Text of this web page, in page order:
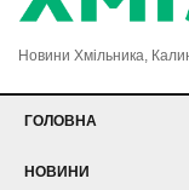
Новини Хмільника,
ГОЛОВНА
НОВИНИ